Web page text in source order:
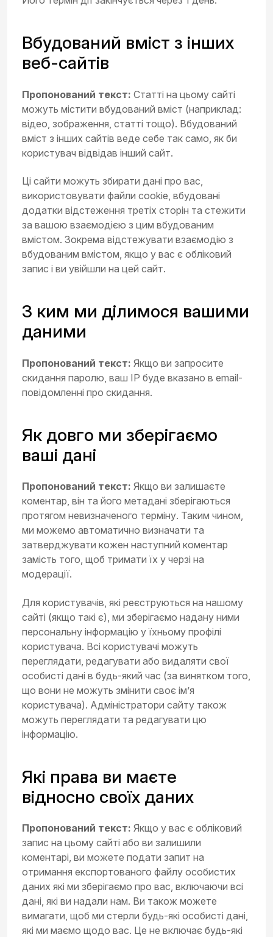
Вбудований вміст з інших
веб-сайтів
Пропонований текст: Статті на цьому сайті
можуть містити вбудований вміст (наприклад:
відео, зображення, статті тощо). Вбудований
вміст з інших сайтів веде себе так само, як би
користувач відвідав інший сайт.
Ці сайти можуть збирати дані про вас,
використовувати файли cookie, вбудовані
додатки відстеження третіх сторін та стежити
за вашою взаємодією з цим вбудованим
вмістом. Зокрема відстежувати взаємодію з
вбудованим вмістом, якщо у вас є обліковий
запис і ви увійшли на цей сайт.
З ким ми ділимося вашими
даними
Пропонований текст: Якщо ви запросите
скидання паролю, ваш IP буде вказано в email-
повідомленні про скидання.
Як довго ми зберігаємо
ваші дані
Пропонований текст: Якщо ви залишаєте
коментар, він та його метадані зберігаються
протягом невизначеного терміну. Таким чином,
ми можемо автоматично визначати та
затверджувати кожен наступний коментар
замість того, щоб тримати їх у черзі на
модерації.
Для користувачів, які реєструються на нашому
сайті (якщо такі є), ми зберігаємо надану ними
персональну інформацію у їхньому профілі
користувача. Всі користувачі можуть
переглядати, редагувати або видаляти свої
особисті дані в будь-який час (за винятком того,
що вони не можуть змінити своє ім’я
користувача). Адміністратори сайту також
можуть переглядати та редагувати цю
інформацію.
Які права ви маєте
відносно своїх даних
Пропонований текст: Якщо у вас є обліковий
запис на цьому сайті або ви залишили
коментарі, ви можете подати запит на
отримання експортованого файлу особистих
даних які ми зберігаємо про вас, включаючи всі
дані, які ви надали нам. Ви також можете
вимагати, щоб ми стерли будь-які особисті дані,
які ми маємо щодо вас. Це не включає будь-які